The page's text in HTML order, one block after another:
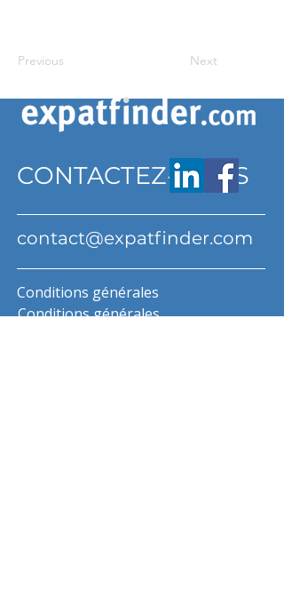
Previous Next
CONTACTEZ-NOUS
contact@expatfinder.com
Conditions générales
Conditions générales